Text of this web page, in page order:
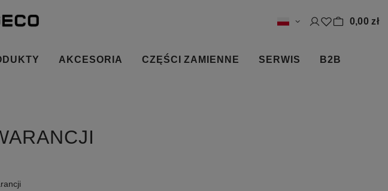
0,00 zł
AKCESORIA CZĘŚCI ZAMIENNE SERWIS B2B